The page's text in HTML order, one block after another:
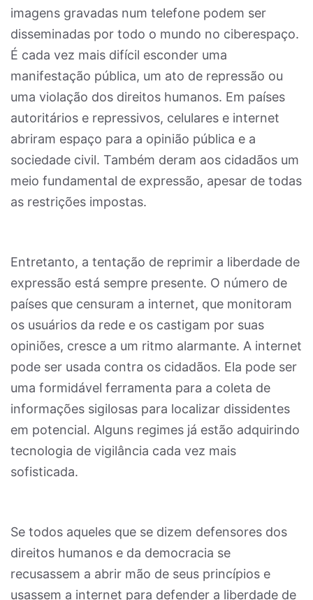
imagens gravadas num telefone podem ser
disseminadas por todo o mundo no ciberespaço.
É cada vez mais difícil esconder uma
manifestação pública, um ato de repressão ou
uma violação dos direitos humanos. Em países
autoritários e repressivos, celulares e internet
abriram espaço para a opinião pública e a
sociedade civil. Também deram aos cidadãos um
meio fundamental de expressão, apesar de todas
as restrições impostas.
Entretanto, a tentação de reprimir a liberdade de
expressão está sempre presente. O número de
países que censuram a internet, que monitoram
os usuários da rede e os castigam por suas
opiniões, cresce a um ritmo alarmante. A internet
pode ser usada contra os cidadãos. Ela pode ser
uma formidável ferramenta para a coleta de
informações sigilosas para localizar dissidentes
em potencial. Alguns regimes já estão adquirindo
tecnologia de vigilância cada vez mais
sofisticada.
Se todos aqueles que se dizem defensores dos
direitos humanos e da democracia se
recusassem a abrir mão de seus princípios e
usassem a internet para defender a liberdade de